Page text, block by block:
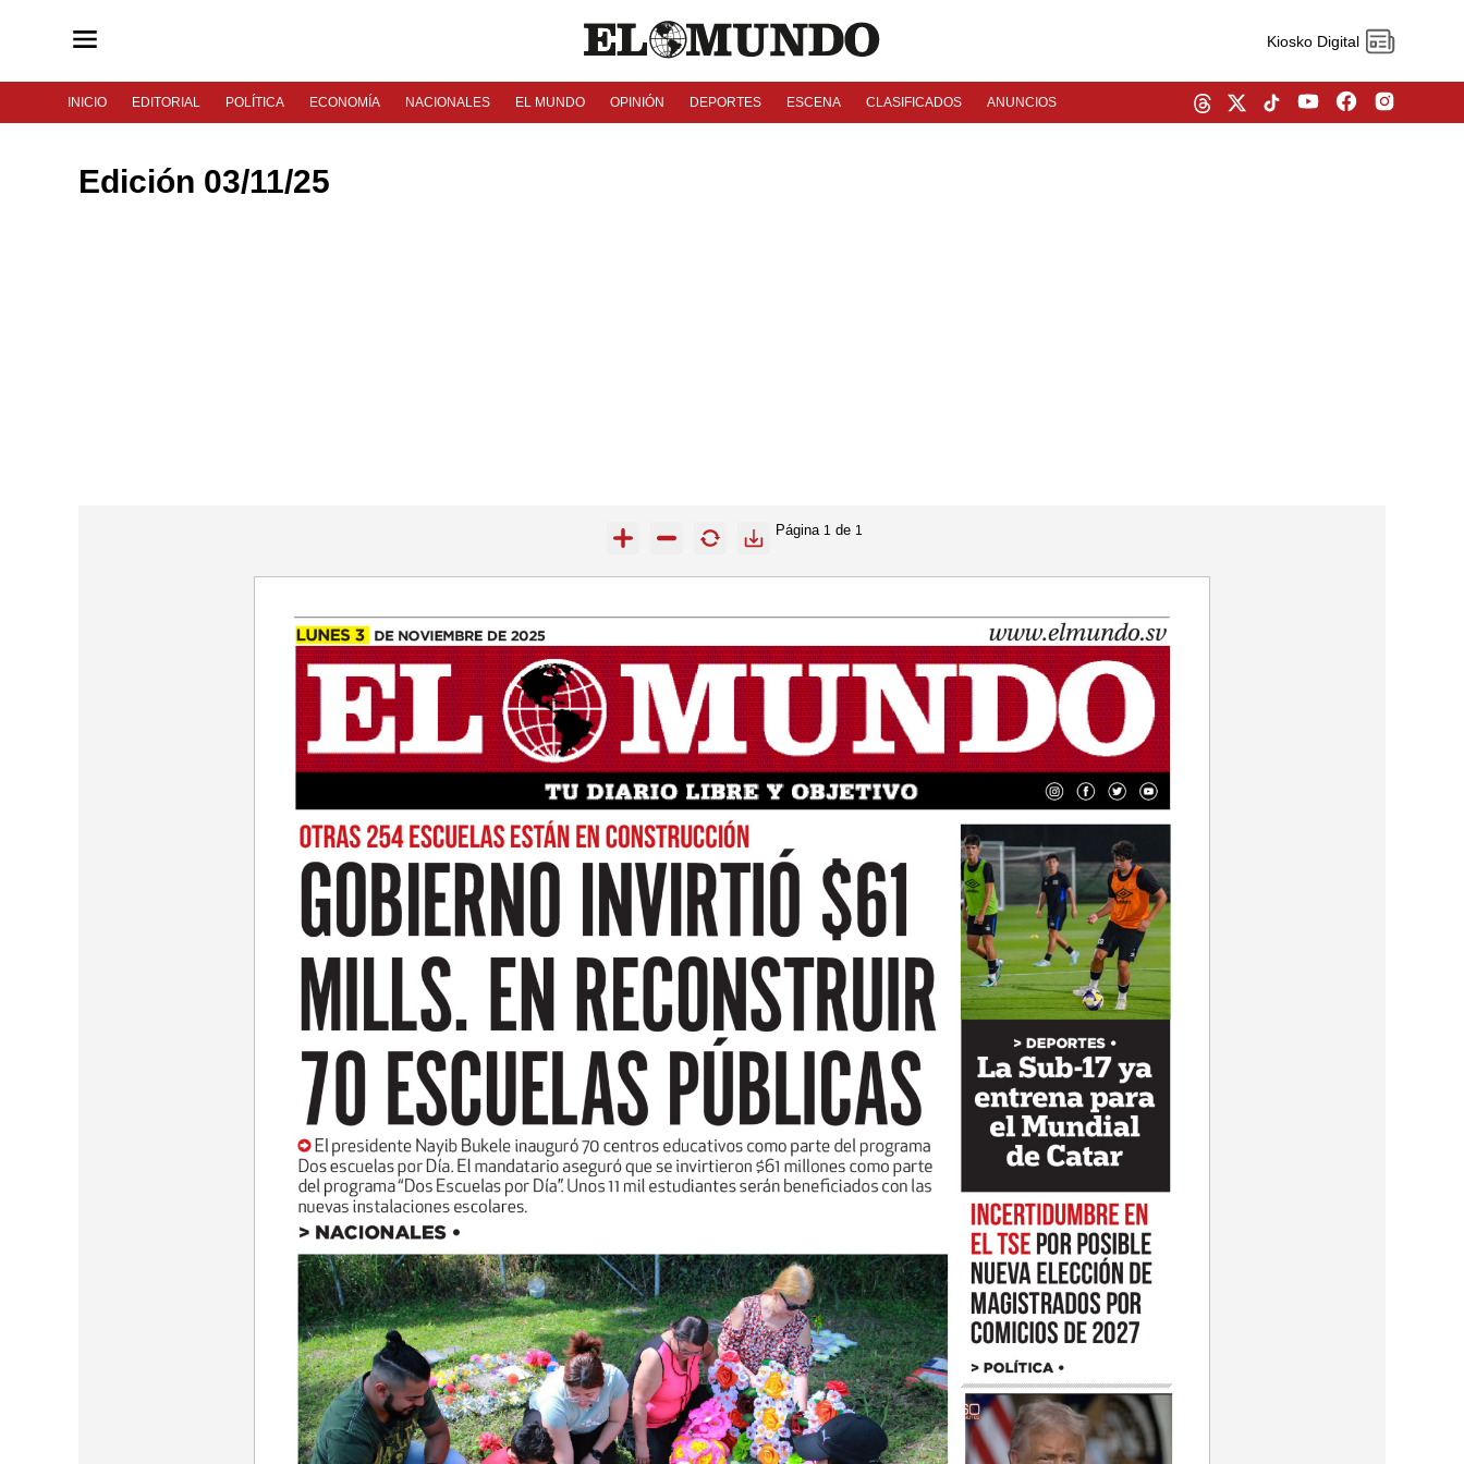
Kiosko Digital
INICIO EDITORIAL POLÍTICA ECONOMÍA NACIONALES EL MUNDO OPINIÓN DEPORTES ESCENA CLASIFICADOS ANUNCIOS
Edición 03/11/25
Página 1 de 1